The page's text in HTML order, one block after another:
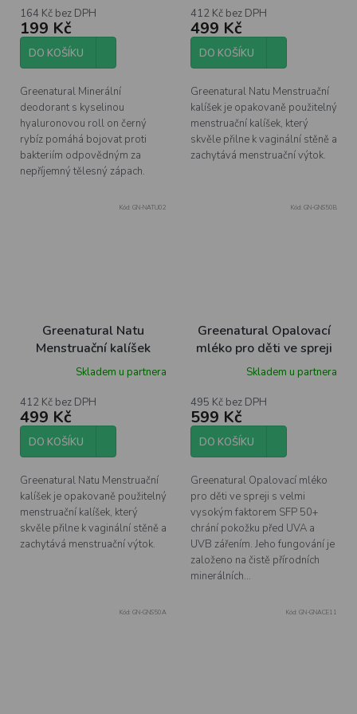
164 Kč bez DPH
199 Kč
DO KOŠÍKU
Greenatural Minerální
deodorant s kyselinou
hyaluronovou roll on černý
rybíz pomáhá bojovat proti
bakteriím odpovědným za
nepříjemný tělesný zápach.
412 Kč bez DPH
499 Kč
DO KOŠÍKU
Greenatural Natu Menstruační
kalíšek je opakovaně použitelný
menstruační kalíšek, který
skvěle přilne k vaginální stěně a
zachytává menstruační výtok.
Greenatural Natu
Menstruační kalíšek
velikost 2
Skladem u partnera
412 Kč bez DPH
499 Kč
DO KOŠÍKU
Greenatural Natu Menstruační
kalíšek je opakovaně použitelný
menstruační kalíšek, který
skvěle přilne k vaginální stěně a
zachytává menstruační výtok.
Kód: GN-NATU02
Greenatural Opalovací
mléko pro děti ve spreji
SPF 50+ 100 ml
Skladem u partnera
495 Kč bez DPH
599 Kč
DO KOŠÍKU
Greenatural Opalovací mléko
pro děti ve spreji s velmi
vysokým faktorem SFP 50+
chrání pokožku před UVA a
UVB zářením. Jeho fungování je
založeno na čistě přírodních
minerálních...
Kód: GN-GNS50B
Kód: GN-GNS50A Kód: GN-GNACE11